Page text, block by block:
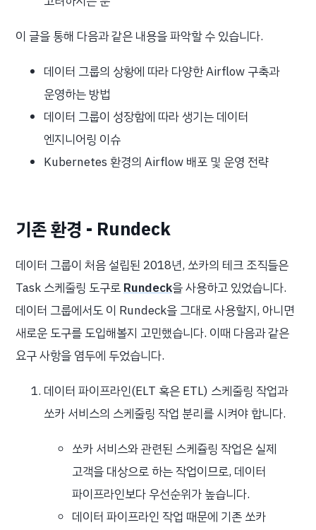
이 글을 통해 다음과 같은 내용을 파악할 수 있습니다.
데이터 그룹의 상황에 따라 다양한 Airflow 구축과
운영하는 방법
데이터 그룹이 성장함에 따라 생기는 데이터
엔지니어링 이슈
Kubernetes 환경의 Airflow 배포 및 운영 전략
기존 환경 - Rundeck
데이터 그룹이 처음 설립된 2018년, 쏘카의 테크 조직들은
Task 스케줄링 도구로Rundeck을 사용하고 있었습니다.
데이터 그룹에서도 이 Rundeck을 그대로 사용할지, 아니면
새로운 도구를 도입해볼지 고민했습니다. 이때 다음과 같은
요구 사항을 염두에 두었습니다.
데이터 파이프라인(ELT 혹은 ETL) 스케줄링 작업과
쏘카 서비스의 스케줄링 작업 분리를 시켜야 합니다.
쏘카 서비스와 관련된 스케쥴링 작업은 실제
고객을 대상으로 하는 작업이므로, 데이터
파이프라인보다 우선순위가 높습니다.
데이터 파이프라인 작업 때문에 기존 쏘카